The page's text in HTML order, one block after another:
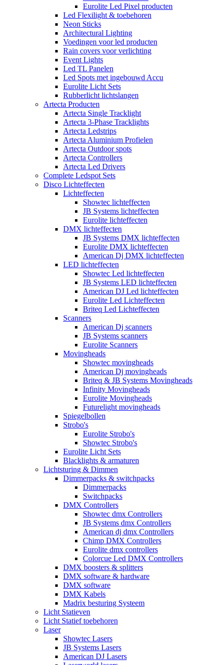
Eurolite Led Pixel producten
Led Flexilight & toebehoren
Neon Sticks
Architectural Lighting
Voedingen voor led producten
Rain covers voor verlichting
Event Lights
Led TL Panelen
Led Spots met ingebouwd Accu
Eurolite Licht Sets
Rubberlicht lichtslangen
Artecta Producten
Artecta Single Tracklight
Artecta 3-Phase Tracklights
Artecta Ledstrips
Artecta Aluminium Profielen
Artecta Outdoor spots
Artecta Controllers
Artecta Led Drivers
Complete Ledspot Sets
Disco Lichteffecten
Lichteffecten
Showtec lichteffecten
JB Systems lichteffecten
Eurolite lichteffecten
DMX lichteffecten
JB Systems DMX lichteffecten
Eurolite DMX lichteffecten
American Dj DMX lichteffecten
LED lichteffecten
Showtec Led lichteffecten
JB Systems LED lichteffecten
American DJ Led lichteffecten
Eurolite Led Lichteffecten
Briteq Led Lichteffecten
Scanners
American Dj scanners
JB Systems scanners
Eurolite Scanners
Movingheads
Showtec movingheads
American Dj movingheads
Briteq & JB Systems Movingheads
Infinity Movingheads
Eurolite Movingheads
Futurelight movingheads
Spiegelbollen
Strobo's
Eurolite Strobo's
Showtec Strobo's
Eurolite Licht Sets
Blacklights & armaturen
Lichtsturing & Dimmen
Dimmerpacks & switchpacks
Dimmerpacks
Switchpacks
DMX Controllers
Showtec dmx Controllers
JB Systems dmx Controllers
American dj dmx Controllers
Chimp DMX Controllers
Eurolite dmx controllers
Colorcue Led DMX Controllers
DMX boosters & splitters
DMX software & hardware
DMX software
DMX Kabels
Madrix besturing Systeem
Licht Statieven
Licht Statief toebehoren
Laser
Showtec Lasers
JB Systems Lasers
American DJ Lasers